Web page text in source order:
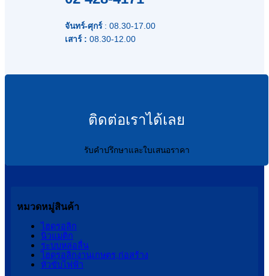
จันทร์-ศุกร์: 08.30-17.00
เสาร์ : 08.30-12.00
ติดต่อเราได้เลย
รับคำปรึกษาและใบเสนอราคา
หมวดหมู่สินค้า
ไฮดรอลิก
นิวแมติก
ระบบหล่อลื่น
ไฮดรอลิกงานเกษตร,ก่อสร้าง
หัวขับไฟฟ้า